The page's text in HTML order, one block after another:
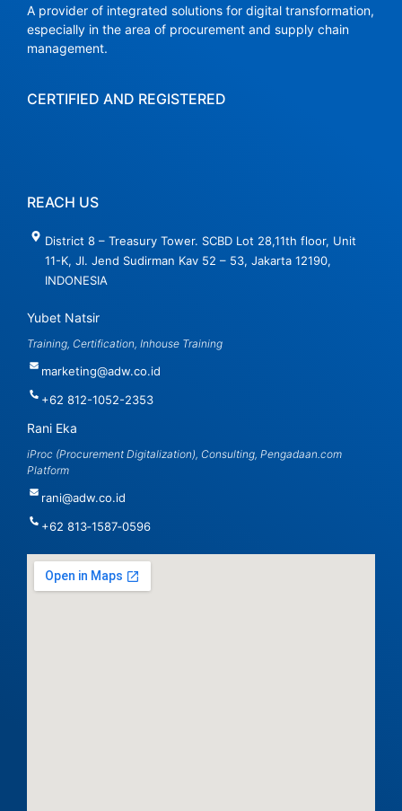
A provider of integrated solutions for digital transformation,
especially in the area of ​​procurement and supply chain
management.
CERTIFIED AND REGISTERED
REACH US
District 8 – Treasury Tower. SCBD Lot 28,11th floor, Unit
11-K, Jl. Jend Sudirman Kav 52 – 53, Jakarta 12190,
INDONESIA
Yubet Natsir
Training, Certification, Inhouse Training
marketing@adw.co.id
+62 812-1052-2353
Rani Eka
iProc (Procurement Digitalization), Consulting, Pengadaan.com
Platform
rani@adw.co.id
‪+62 813‑1587‑0596‬